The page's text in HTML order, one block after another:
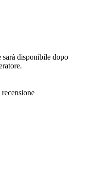
sarà disponibile dopo